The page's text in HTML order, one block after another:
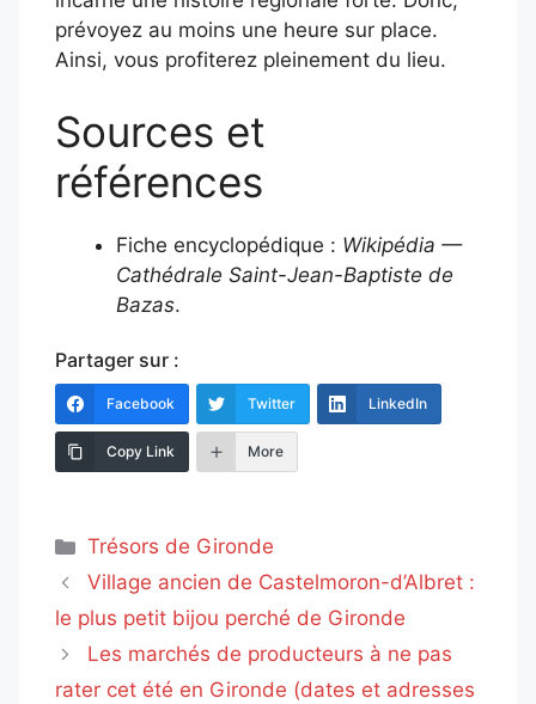
prévoyez au moins une heure sur place.
Ainsi, vous profiterez pleinement du lieu.
Sources et
références
Fiche encyclopédique : Wikipédia —
Cathédrale Saint-Jean-Baptiste de
Bazas.
Partager sur :
Facebook Twitter LinkedIn
Copy Link More
Catégories
Trésors de Gironde
Village ancien de Castelmoron-d’Albret :
le plus petit bijou perché de Gironde
Les marchés de producteurs à ne pas
rater cet été en Gironde (dates et adresses